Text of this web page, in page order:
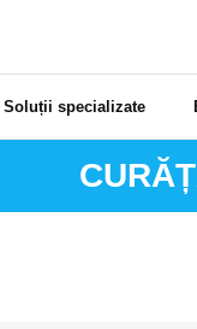
Soluții specializate